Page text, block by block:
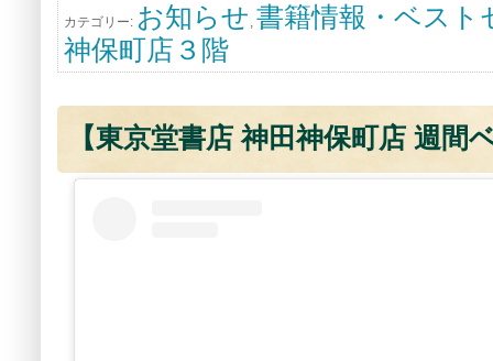
カテゴリー: お知らせ , 書籍情報・ベスト
神保町店３階
【東京堂書店 神田神保町店 週